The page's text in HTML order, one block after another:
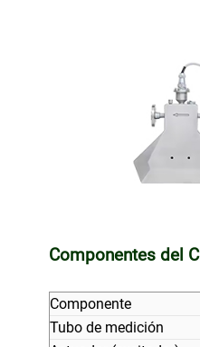
Componentes del
Componente
Tubo de medición